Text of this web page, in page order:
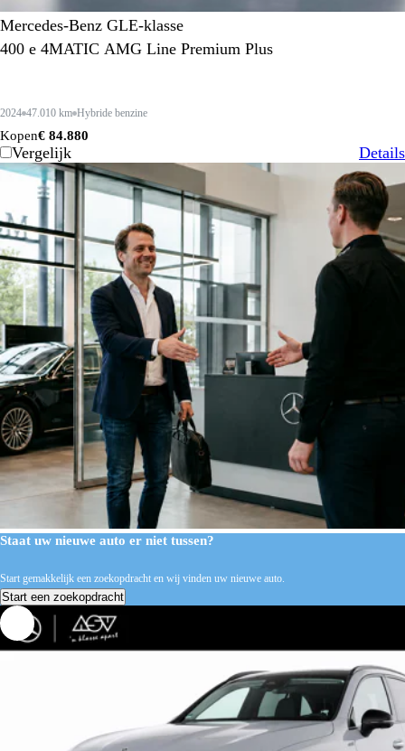
Mercedes-Benz GLE-klasse
400 e 4MATIC AMG Line Premium Plus
2024 47.010 km Hybride benzine
Kopen€ 84.880
Vergelijk Details
Staat uw nieuwe auto er niet tussen?
Start gemakkelijk een zoekopdracht en wij vinden uw nieuwe auto.
Start een zoekopdracht